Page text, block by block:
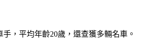
，平均年齡20歲，還查獲多輛名車。